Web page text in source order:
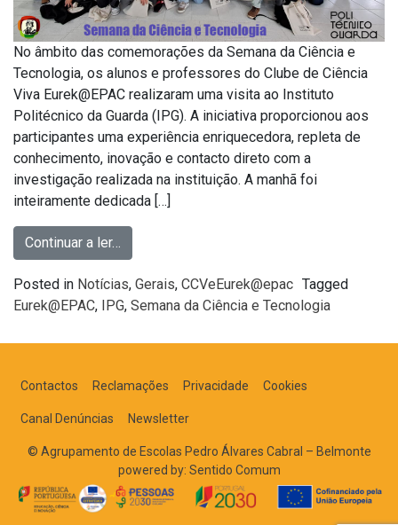
No âmbito das comemorações da Semana da Ciência e
Tecnologia, os alunos e professores do Clube de Ciência
Viva Eurek@EPAC realizaram uma visita ao Instituto
Politécnico da Guarda (IPG). A iniciativa proporcionou aos
participantes uma experiência enriquecedora, repleta de
conhecimento, inovação e contacto direto com a
investigação realizada na instituição. A manhã foi
inteiramente dedicada […]
Continuar a ler…
Posted in Notícias, Gerais, CCVeEurek@epac Tagged
Eurek@EPAC, IPG, Semana da Ciência e Tecnologia
Contactos Reclamações Privacidade Cookies
Canal Denúncias Newsletter
© Agrupamento de Escolas Pedro Álvares Cabral – Belmonte
powered by: Sentido Comum